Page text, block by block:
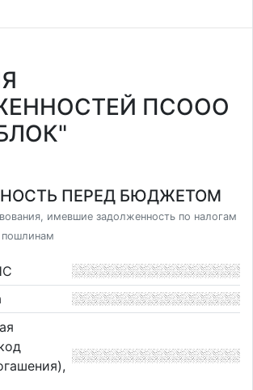
ПСООО
ПЕРЕД БЮДЖЕТОМ
имевшие задолженность по налогам